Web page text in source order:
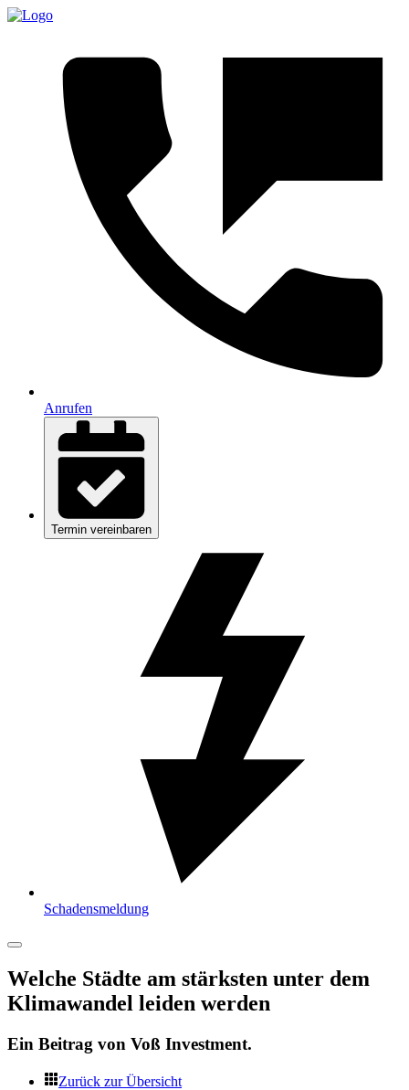
Anrufen
Termin vereinbaren
Schadensmeldung
Welche Städte am stärksten unter dem
Klimawandel leiden werden
Ein Beitrag von Voß Investment.
Zurück zur Übersicht